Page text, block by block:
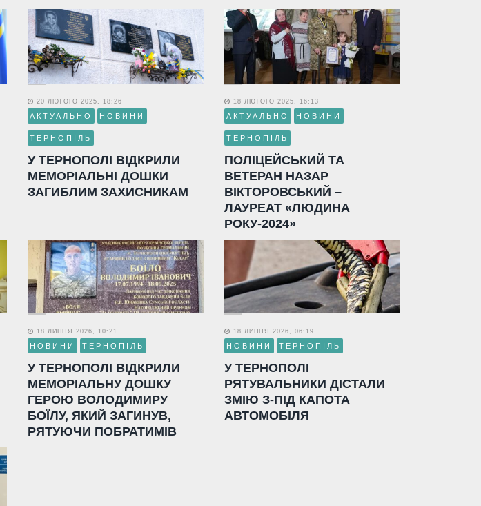
20 ЛЮТОГО 2025, 18:26
АКТУАЛЬНО НОВИНИ
ТЕРНОПІЛЬ
У ТЕРНОПОЛІ ВІДКРИЛИ
МЕМОРІАЛЬНІ ДОШКИ
ЗАГИБЛИМ ЗАХИСНИКАМ
18 ЛЮТОГО 2025, 16:13
АКТУАЛЬНО НОВИНИ
ТЕРНОПІЛЬ
ПОЛІЦЕЙСЬКИЙ ТА
ВЕТЕРАН НАЗАР
ВІКТОРОВСЬКИЙ –
ЛАУРЕАТ «ЛЮДИНА
РОКУ-2024»
18 ЛИПНЯ 2026, 10:21
НОВИНИ ТЕРНОПІЛЬ
У ТЕРНОПОЛІ ВІДКРИЛИ
МЕМОРІАЛЬНУ ДОШКУ
ГЕРОЮ ВОЛОДИМИРУ
БОЇЛУ, ЯКИЙ ЗАГИНУВ,
РЯТУЮЧИ ПОБРАТИМІВ
18 ЛИПНЯ 2026, 06:19
НОВИНИ ТЕРНОПІЛЬ
У ТЕРНОПОЛІ
РЯТУВАЛЬНИКИ ДІСТАЛИ
ЗМІЮ З-ПІД КАПОТА
АВТОМОБІЛЯ